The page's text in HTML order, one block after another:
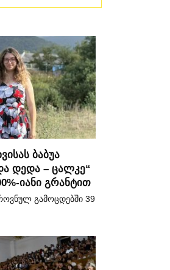
ბაბუა
დედა – ცალკე“
იანი გრანტით
გამოცდებში 39